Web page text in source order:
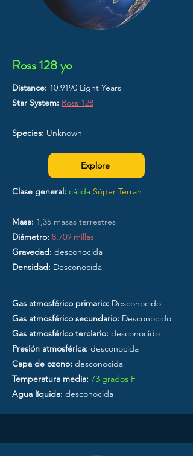
Ross 128 yo
Distance: 10.9190 Light Years
Star System: Ross 128
Species: Unknown
Explore
Clase general: cálida Súper Terran
Masa: 1,35 masas terrestres
Diámetro: 8,709 millas
Gravedad: desconocida
Densidad: Desconocida
Gas atmosférico primario: Desconocido
Gas atmosférico secundario: Desconocido
Gas atmosférico terciario: desconocido
Presión atmosférica: desconocida
Capa de ozono: desconocida
Temperatura media: 73 grados F
Agua líquida: desconocida